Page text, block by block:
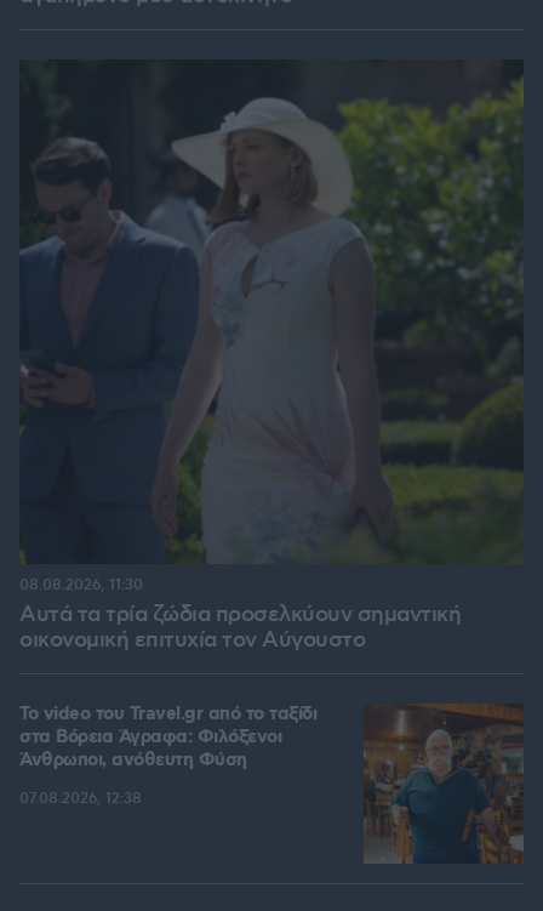
Αυτά τα τρία ζώδια προσελκύουν σημαντική
οικονομική επιτυχία τον Αύγουστο
08.08.2026, 11:30
To video του Travel.gr από το ταξίδι
στα Βόρεια Άγραφα: Φιλόξενοι
Άνθρωποι, ανόθευτη Φύση
07.08.2026, 12:38